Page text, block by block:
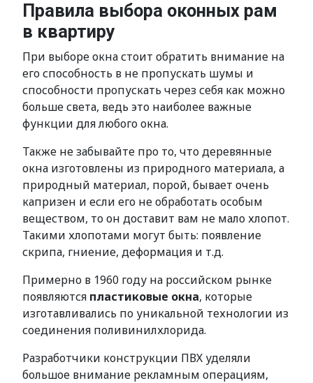
Правила выбора оконных рам
в квартиру
При выборе окна стоит обратить внимание на
его способность в не пропускать шумы и
способности пропускать через себя как можно
больше света, ведь это наиболее важные
функции для любого окна.
Также не забывайте про то, что деревянные
окна изготовлены из природного материала, а
природный материал, порой, бывает очень
капризен и если его не обработать особым
веществом, то он доставит вам не мало хлопот.
Такими хлопотами могут быть: появление
скрипа, гниение, деформация и т.д.
Примерно в 1960 году на российском рынке
появляются пластиковые окна, которые
изготавливались по уникальной технологии из
соединения поливинилхлорида.
Разработчики конструкции ПВХ уделяли
большое внимание рекламным операциям,